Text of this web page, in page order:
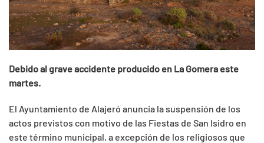
Debido al grave accidente producido en La Gomera este
martes.
El Ayuntamiento de Alajeró anuncia la suspensión de los
actos previstos con motivo de las Fiestas de San Isidro en
este término municipal, a excepción de los religiosos que